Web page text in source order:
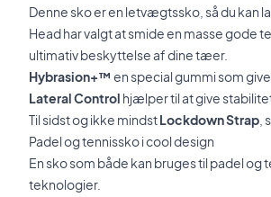
Denne sko er en letvægtssko, så du kan
Head har valgt at smide en masse gode
ultimativ beskyttelse af dine tæer.
Hybrasion+™ en special gummi som
Lateral Control hjælper til at give
Til sidst og ikke mindstLockdown Strap
Padel og tennissko i cool design
En sko som både kan bruges til padel
teknologier.